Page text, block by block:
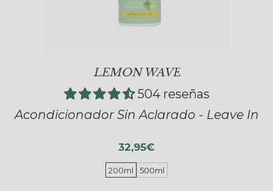
LEMON WAVE
504 reseñas
Acondicionador Sin Aclarado - Leave In
32,95€
200ml 500ml